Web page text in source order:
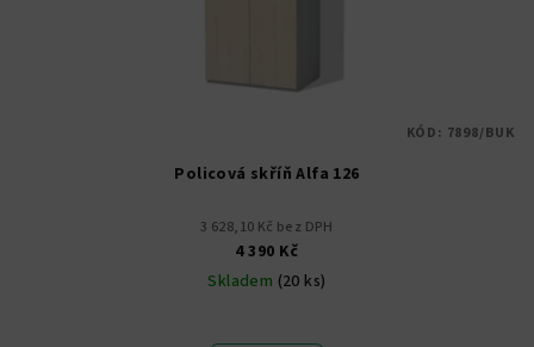
Policová skříň Alfa 126
3 628,10 Kč bez DPH
4 390 Kč
Skladem (20 ks)
KÓD: 7898/BUK